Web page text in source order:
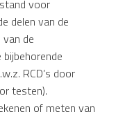
voor
delen van de
de
RCD’s door
testen).
of meten van